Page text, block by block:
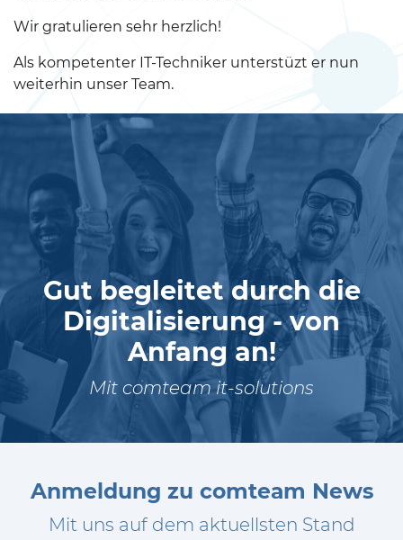
Wir gratulieren sehr herzlich!
Als kompetenter IT-Techniker unterstüzt er nun
weiterhin unser Team.
Gut begleitet durch die
Digitalisierung - von
Anfang an!
Mit comteam it-solutions
Anmeldung zu comteam News
Mit uns auf dem aktuellsten Stand